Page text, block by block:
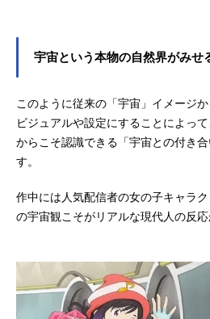
宇宙という本物の自然界がみせ
このように従来の「宇宙」イメージ
ビジュアルや設定にすることによっ
からこそ認識できる「宇宙との付き
す。
作中には人気配信者の女の子キャラ
の宇宙観こそがリアルな現代人の反応